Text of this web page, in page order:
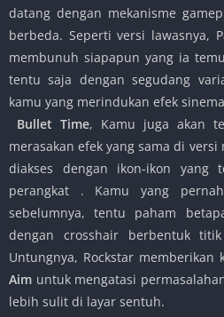
datang dengan mekanisme
berbeda. Seperti versi lawasnya,
membunuh siapapun yang ia
tentu saja dengan segudang
kamu yang merindukan efek
Bullet Time, Kamu juga akan
merasakan efek yang sama di
diakses dengan ikon-ikon yang
perangkat . Kamu yang
sebelumnya, tentu paham
dengan crosshair berbentuk
Untungnya, Rockstar memberikan
Aim untuk mengatasi
lebih sulit di layar sentuh.